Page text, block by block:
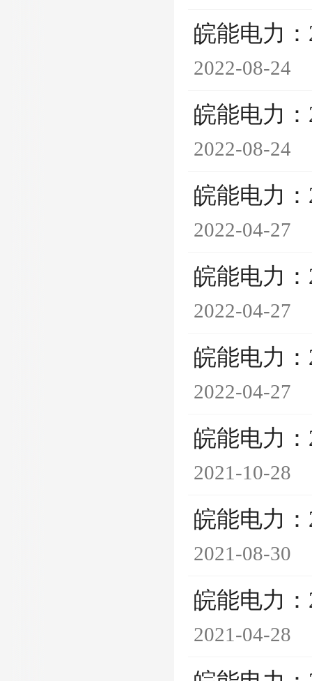
皖能电力
2022-08-24
皖能电力
2022-08-24
皖能电力
2022-04-27
皖能电力
2022-04-27
皖能电力
2022-04-27
皖能电力
2021-10-28
皖能电力
2021-08-30
皖能电力
2021-04-28